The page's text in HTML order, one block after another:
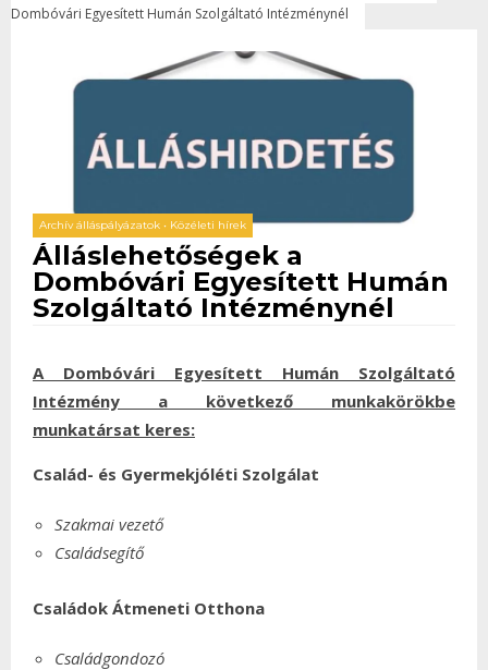
Dombóvári Egyesített Humán Szolgáltató Intézménynél
Archív álláspályázatok • Közéleti hírek
Álláslehetőségek a
Dombóvári Egyesített Humán
Szolgáltató Intézménynél
A Dombóvári Egyesített Humán Szolgáltató
Intézmény a következő munkakörökbe
munkatársat keres:
Család- és Gyermekjóléti Szolgálat
Szakmai vezető
Családsegítő
Családok Átmeneti Otthona
Családgondozó